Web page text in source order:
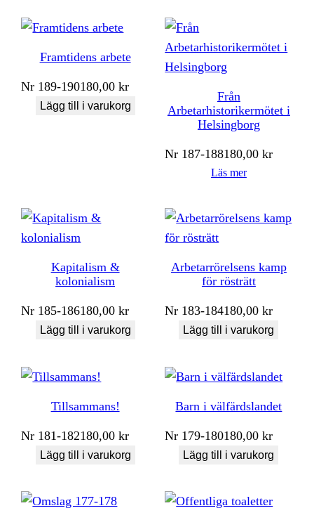
Framtidens arbete
Nr 189-190180,00kr
Lägg till i varukorg
Från
Arbetarhistorikermötet i
Helsingborg
Nr 187-188180,00kr
Läs mer
Kapitalism &
kolonialism
Nr 185-186180,00kr
Lägg till i varukorg
Arbetarrörelsens kamp
för rösträtt
Nr 183-184180,00kr
Lägg till i varukorg
Tillsammans!
Nr 181-182180,00kr
Lägg till i varukorg
Barn i välfärdslandet
Nr 179-180180,00kr
Lägg till i varukorg